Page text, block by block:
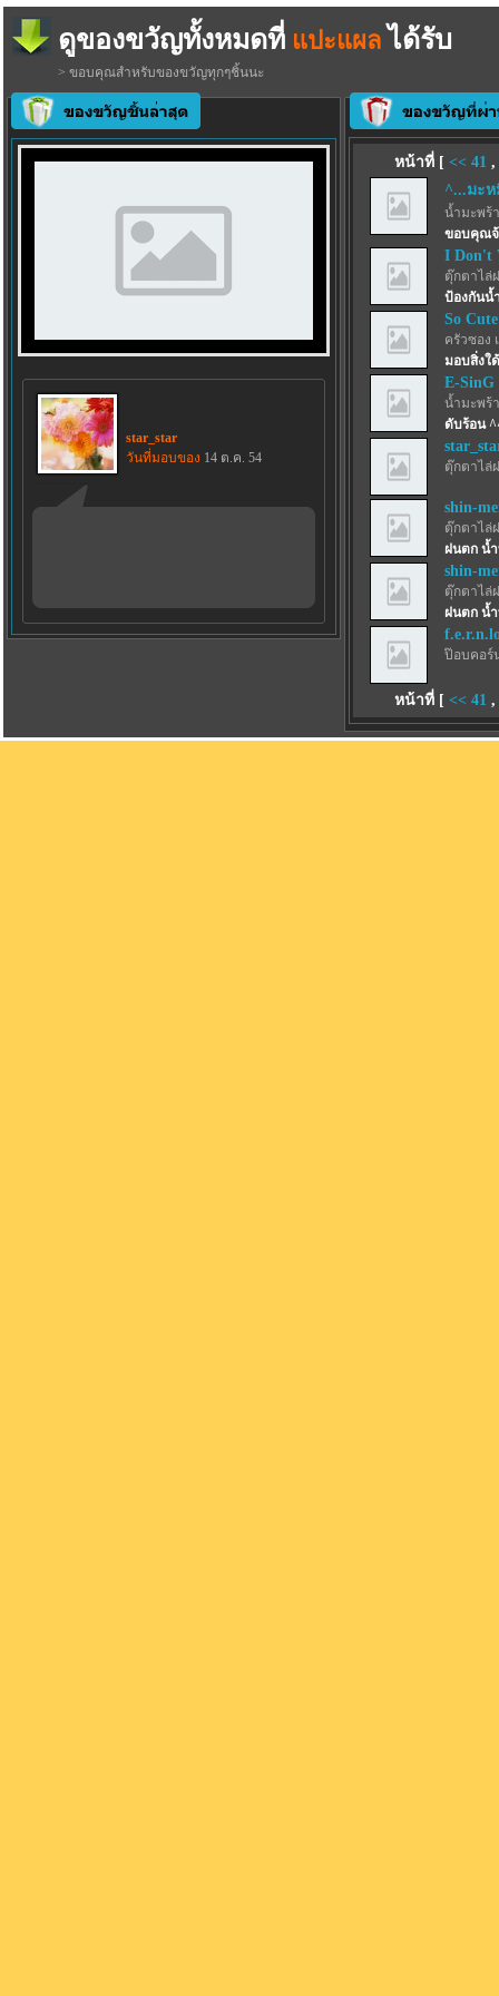
ดูของขวัญทั้งหมดที่ แปะแผล ได้รับ
> ขอบคุณสำหรับของขวัญทุกๆชิ้นนะ
star_star
วันที่มอบของ 14 ต.ค. 54
หน้าที่ [ << 41 ,
^...มะ
น้ำมะพร้
ขอบคุณ
I Don't
ตุ๊กตาไล่
ป้องกันน้
So
ครัวซอง
มอบสิ่งใ
E-SinG
น้ำมะพร้
ดับร้อน
ตุ๊กตาไล่
shin-
ตุ๊กตาไล่
ฝนตก น้
shin-
ตุ๊กตาไล่
ฝนตก น้
ป๊อบคอร์
หน้าที่ [ << 41 ,